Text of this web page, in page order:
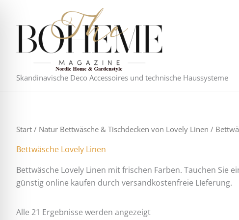
springen
Skandinavische Deco Accessoires und technische Haussysteme
Start/ Natur Bettwäsche & Tischdecken von Lovely Linen /
Bettwäsche Lovely Linen
Bettwäsche Lovely Linen mit frischen Farben. Tauchen Sie
günstig online kaufen durch versandkostenfreie LIeferung.
Alle 21 Ergebnisse werden angezeigt